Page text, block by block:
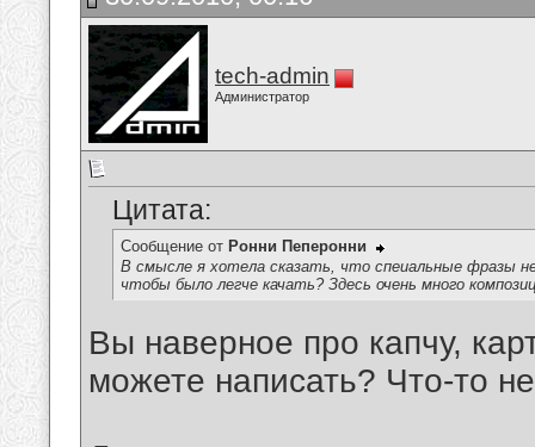
tech-admin
Администратор
Цитата:
Сообщение от Ронни Пеперонни
В смысле я хотела сказать, что спеиальные фразы
чтобы было легче качать? Здесь очень много
Вы наверное про капчу,
можете написать? Что-то